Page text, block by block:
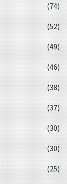
(74)
(52)
(49)
(46)
(38)
(37)
(30)
(30)
(25)